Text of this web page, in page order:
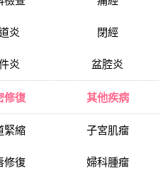
炎
炎
閉經
盆腔炎
修復
緊縮
修復
其他疾病
子宮肌瘤
婦科腫瘤